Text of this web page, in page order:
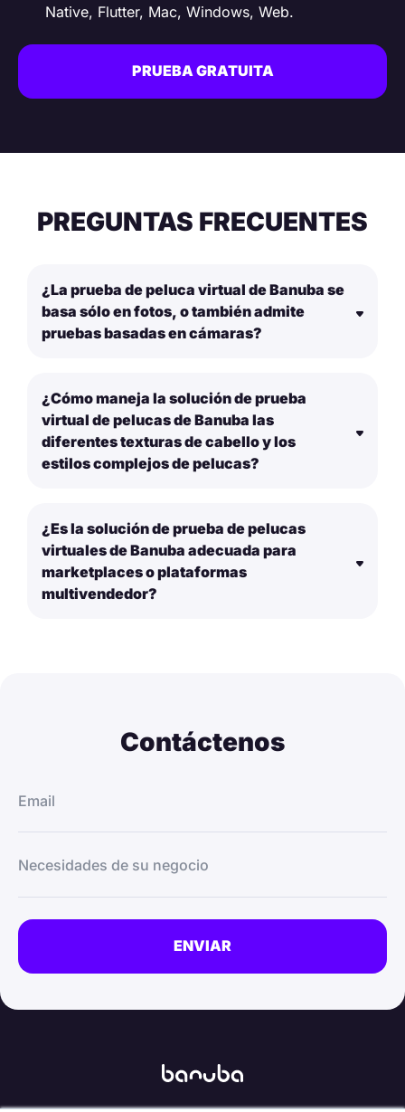
Native, Flutter, Mac, Windows, Web.
PRUEBA GRATUITA
PREGUNTAS FRECUENTES
¿La prueba de peluca virtual de Banuba se
basa sólo en fotos, o también admite
pruebas basadas en cámaras?
¿Cómo maneja la solución de prueba
virtual de pelucas de Banuba las
diferentes texturas de cabello y los
estilos complejos de pelucas?
¿Es la solución de prueba de pelucas
virtuales de Banuba adecuada para
marketplaces o plataformas
multivendedor?
Contáctenos
Email
Necesidades de su negocio